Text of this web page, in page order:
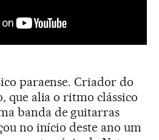
paraense. Criador do
que alia o ritmo clássico
banda de guitarras
no início deste ano um